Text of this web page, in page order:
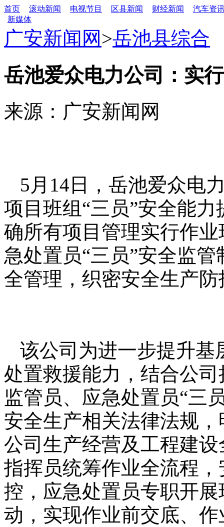
首页 滚动新闻 电视节目 区县新闻 财经新闻
汽车资
新媒体
广安新闻网 >岳池县综合
岳池爱众电力公司：实
来源：广安新闻网
5月14日，岳池爱众电
项目班组“三员”安全能
确所有项目管理实行作
急处置员“三员”安全监
全管理，织密安全生产防
该公司为进一步提升基
处置救援能力，结合公
监管员、应急处置员“三
安全生产相关法律法规
公司生产经营及工程建
指挥员统筹作业全流程
控，应急处置员专职开
动，实现作业前交底、